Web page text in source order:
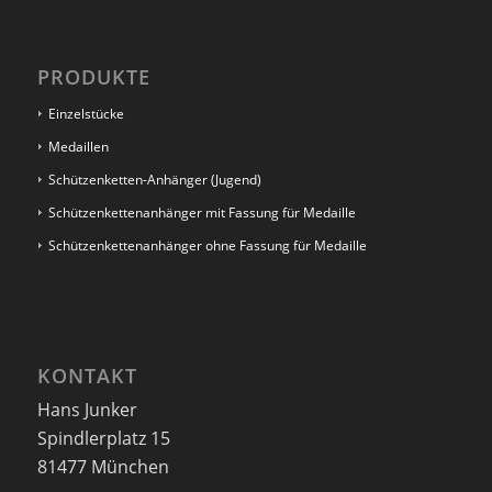
PRODUKTE
Einzelstücke
Medaillen
Schützenketten-Anhänger (Jugend)
Schützenkettenanhänger mit Fassung für Medaille
Schützenkettenanhänger ohne Fassung für Medaille
KONTAKT
Hans Junker
Spindlerplatz 15
81477 München